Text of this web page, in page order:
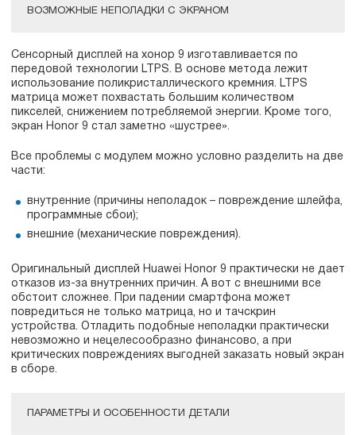
ВОЗМОЖНЫЕ НЕПОЛАДКИ С ЭКРАНОМ
Сенсорный дисплей на хонор 9 изготавливается по
передовой технологии LTPS. В основе метода лежит
использование поликристаллического кремния. LTPS
матрица может похвастать большим количеством
пикселей, снижением потребляемой энергии. Кроме того,
экран Honor 9 стал заметно «шустрее».
Все проблемы с модулем можно условно разделить на две
части:
внутренние (причины неполадок – повреждение шлейфа,
программные сбои);
внешние (механические повреждения).
Оригинальный дисплей Huawei Honor 9 практически не дает
отказов из-за внутренних причин. А вот с внешними все
обстоит сложнее. При падении смартфона может
повредиться не только матрица, но и тачскрин
устройства. Отладить подобные неполадки практически
невозможно и нецелесообразно финансово, а при
критических повреждениях выгодней заказать новый экран
в сборе.
ПАРАМЕТРЫ И ОСОБЕННОСТИ ДЕТАЛИ